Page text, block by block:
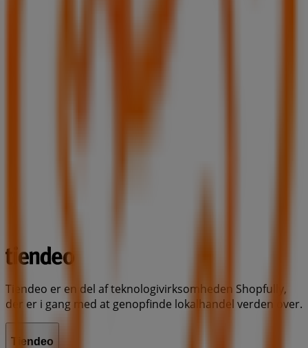
Tiendeo er en del af teknologivirksomheden Shopfully,
der er i gang med at genopfinde lokalhandel verden over.
Tiendeo